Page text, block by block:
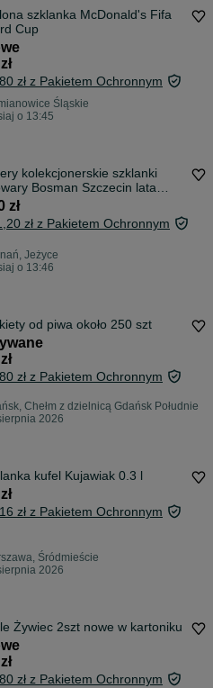
szklanka McDonald's Fifa
Cup
zł z Pakietem Ochronnym
Śląskie
o 13:45
kolekcjonerskie szklanki
Bosman Szczecin lata
zł
zł z Pakietem Ochronnym
Jeżyce
o 13:46
od piwa około 250 szt
zł z Pakietem Ochronnym
Chełm z dzielnicą Gdańsk Południe
2026
kufel Kujawiak 0.3 l
zł z Pakietem Ochronnym
Śródmieście
2026
Żywiec 2szt nowe w kartoniku
zł z Pakietem Ochronnym